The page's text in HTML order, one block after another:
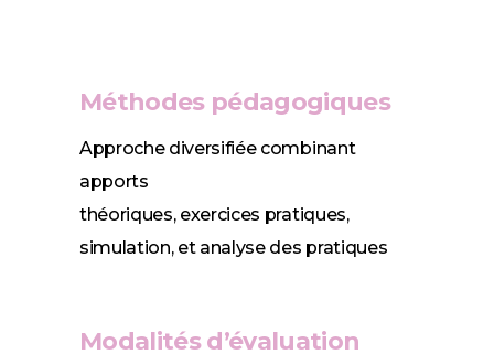
Méthodes pédagogiques
Approche diversifiée combinant
apports
théoriques, exercices pratiques,
simulation, et analyse des pratiques
Modalités d’évaluation